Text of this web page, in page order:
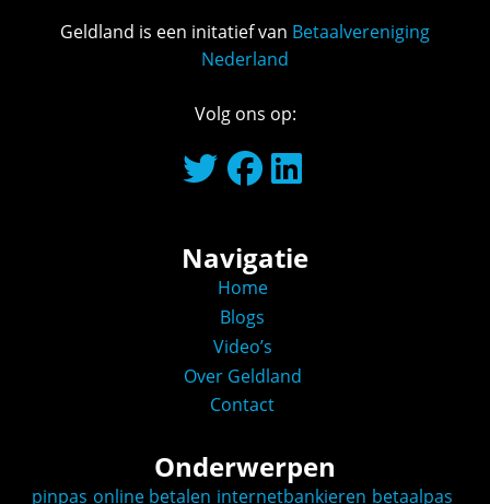
Geldland is een initatief van Betaalvereniging
Nederland
Volg ons op:
Navigatie
Home
Blogs
Video’s
Over Geldland
Contact
Onderwerpen
pinpas online betalen internetbankieren betaalpas